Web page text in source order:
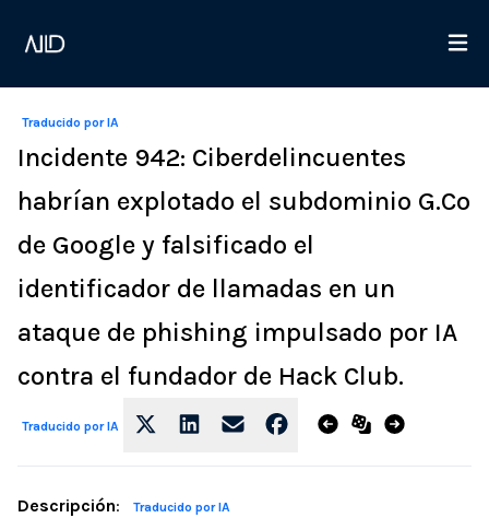
Traducido por IA
Incidente 942: Ciberdelincuentes
habrían explotado el subdominio G.Co
de Google y falsificado el
identificador de llamadas en un
ataque de phishing impulsado por IA
contra el fundador de Hack Club.
Traducido por IA
Descripción: Traducido por IA